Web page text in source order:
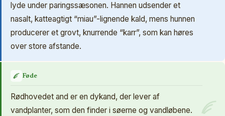
lyde under paringssæsonen. Hannen udsender et
nasalt, katteagtigt “miau”-lignende kald, mens hunnen
producerer et grovt, knurrende “karr”, som kan høres
over store afstande.
Føde
Rødhovedet and er en dykand, der lever af
vandplanter, som den finder i søerne og vandløbene.